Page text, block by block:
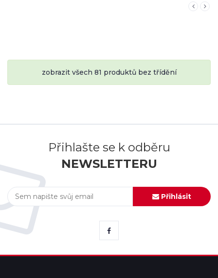
zobrazit všech 81 produktů bez třídění
Přihlašte se k odběru
NEWSLETTERU
Přihlásit